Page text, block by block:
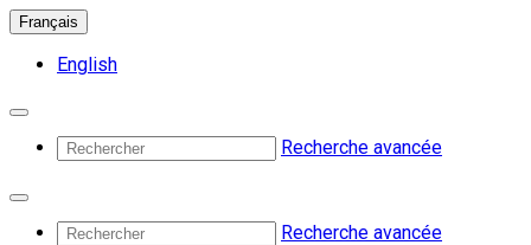
Français
English
Recherche avancée
Recherche avancée